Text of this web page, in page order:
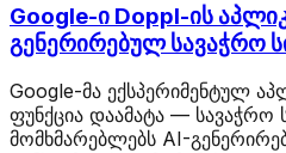
Google-ი Doppl-ის
გენერირებულ სავაჭრო
Google-მა ექსპერიმენტულ
ფუნქცია დაამატა —
მომხმარებლებს AI-